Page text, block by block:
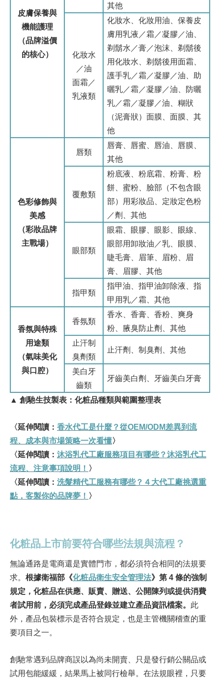
皮膚保養與
機能護理
（品牌溢價
的核心）
其他
化妝水
／油
面霜／
乳液類
化妝水、化妝用油、保養皮
膚用乳液／霜／凝膠／油、
剃鬍水／膏／泡沫、剃鬍後
用化妝水、剃鬍後用面霜、
護手乳／霜／凝膠／油、助
曬乳／霜／凝膠／油、防曬
乳／霜／凝膠／油、糊狀
（泥膏狀）面膜、面膜、其
他
色彩修飾與
美感
（彩妝品牌
主戰場）
唇類
唇膏、唇蜜、唇油、唇膜、
其他
覆敷類
粉底液、粉底霜、粉膏、粉
餅、蜜粉、臉部（不包含眼
部）用彩妝品、定妝定色粉
／劑、其他
眼部類
眼霜、眼膠、眼影、眼線、
眼部用卸妝油／乳、眼膜、
睫毛膏、眉筆、眉粉、眉
膏、眉膠、其他
指甲類
指甲油、指甲油卸除液、指
甲用乳／霜、其他
香氛與特殊
用途類
（氣味美化
與口腔）
香氛類
香水、香膏、香粉、爽身
粉、腋臭防止劑、其他
止汗制
臭劑類
止汗劑、制臭劑、其他
美白牙
齒類
牙齒美白劑、牙齒美白牙膏
▲ 創馳生技製表：化粧品種類與範圍整理表
〈延伸閱讀： 香水代工是什麼？從OEM/ODM差異到流
程、成本與市場策略一次看懂〉
〈延伸閱讀： 沐浴乳代工廠服務項目有哪些？沐浴乳代工
流程、注意事項說明！ 〉
〈延伸閱讀： 洗髮精代工服務有哪些？４大代工廠挑選重
點，客製你的品牌夢！ 〉
化粧品上市前要符合哪些法規與流程？
無論通路是電商還是實體門市，都必須符合相同的法規要
求。 根據衛福部《化粧品衛生安全管理法》第 4 條的強制
規定，化粧品在供應、販賣、贈送、公開陳列或提供消費
者試用前，必須完成產品登錄並建立產品資訊檔案。 此
外，產品包裝標示是否符合規定，也是主管機關稽查的重
要項目之一。
創馳常遇到品牌商誤以為尚未開賣、只是發行銷公關品或
試用包能緩緩，結果馬上被同行檢舉。在法規眼裡，只要